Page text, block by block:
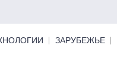
ЗАРУБЕЖЬЕ